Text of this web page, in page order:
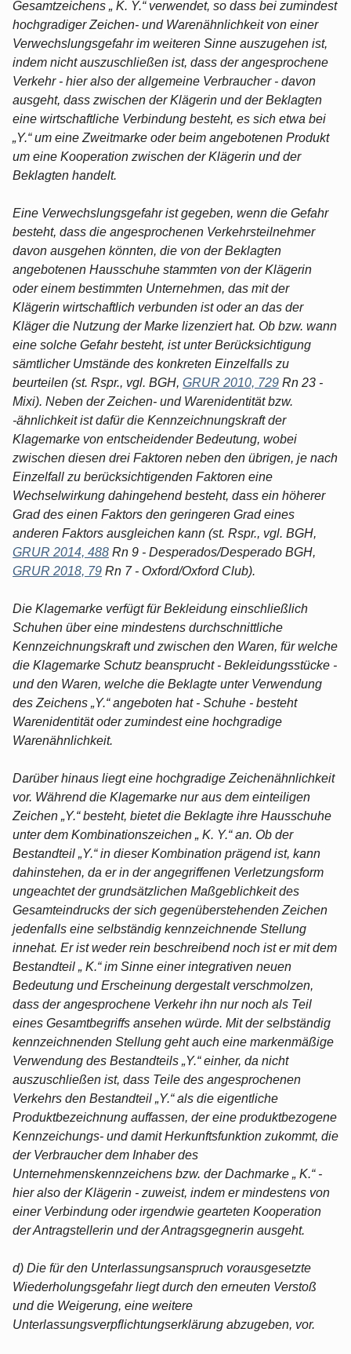
Gesamtzeichens „ K. Y.“ verwendet, so dass bei zumindest
hochgradiger Zeichen- und Warenähnlichkeit von einer
Verwechslungsgefahr im weiteren Sinne auszugehen ist,
indem nicht auszuschließen ist, dass der angesprochene
Verkehr - hier also der allgemeine Verbraucher - davon
ausgeht, dass zwischen der Klägerin und der Beklagten
eine wirtschaftliche Verbindung besteht, es sich etwa bei
„Y.“ um eine Zweitmarke oder beim angebotenen Produkt
um eine Kooperation zwischen der Klägerin und der
Beklagten handelt.
Eine Verwechslungsgefahr ist gegeben, wenn die Gefahr
besteht, dass die angesprochenen Verkehrsteilnehmer
davon ausgehen könnten, die von der Beklagten
angebotenen Hausschuhe stammten von der Klägerin
oder einem bestimmten Unternehmen, das mit der
Klägerin wirtschaftlich verbunden ist oder an das der
Kläger die Nutzung der Marke lizenziert hat. Ob bzw. wann
eine solche Gefahr besteht, ist unter Berücksichtigung
sämtlicher Umstände des konkreten Einzelfalls zu
beurteilen (st. Rspr., vgl. BGH, GRUR 2010, 729 Rn 23 -
Mixi). Neben der Zeichen- und Warenidentität bzw.
-ähnlichkeit ist dafür die Kennzeichnungskraft der
Klagemarke von entscheidender Bedeutung, wobei
zwischen diesen drei Faktoren neben den übrigen, je nach
Einzelfall zu berücksichtigenden Faktoren eine
Wechselwirkung dahingehend besteht, dass ein höherer
Grad des einen Faktors den geringeren Grad eines
anderen Faktors ausgleichen kann (st. Rspr., vgl. BGH,
GRUR 2014, 488 Rn 9 - Desperados/Desperado BGH,
GRUR 2018, 79 Rn 7 - Oxford/Oxford Club).
Die Klagemarke verfügt für Bekleidung einschließlich
Schuhen über eine mindestens durchschnittliche
Kennzeichnungskraft und zwischen den Waren, für welche
die Klagemarke Schutz beansprucht - Bekleidungsstücke -
und den Waren, welche die Beklagte unter Verwendung
des Zeichens „Y.“ angeboten hat - Schuhe - besteht
Warenidentität oder zumindest eine hochgradige
Warenähnlichkeit.
Darüber hinaus liegt eine hochgradige Zeichenähnlichkeit
vor. Während die Klagemarke nur aus dem einteiligen
Zeichen „Y.“ besteht, bietet die Beklagte ihre Hausschuhe
unter dem Kombinationszeichen „ K. Y.“ an. Ob der
Bestandteil „Y.“ in dieser Kombination prägend ist, kann
dahinstehen, da er in der angegriffenen Verletzungsform
ungeachtet der grundsätzlichen Maßgeblichkeit des
Gesamteindrucks der sich gegenüberstehenden Zeichen
jedenfalls eine selbständig kennzeichnende Stellung
innehat. Er ist weder rein beschreibend noch ist er mit dem
Bestandteil „ K.“ im Sinne einer integrativen neuen
Bedeutung und Erscheinung dergestalt verschmolzen,
dass der angesprochene Verkehr ihn nur noch als Teil
eines Gesamtbegriffs ansehen würde. Mit der selbständig
kennzeichnenden Stellung geht auch eine markenmäßige
Verwendung des Bestandteils „Y.“ einher, da nicht
auszuschließen ist, dass Teile des angesprochenen
Verkehrs den Bestandteil „Y.“ als die eigentliche
Produktbezeichnung auffassen, der eine produktbezogene
Kennzeichungs- und damit Herkunftsfunktion zukommt, die
der Verbraucher dem Inhaber des
Unternehmenskennzeichens bzw. der Dachmarke „ K.“ -
hier also der Klägerin - zuweist, indem er mindestens von
einer Verbindung oder irgendwie gearteten Kooperation
der Antragstellerin und der Antragsgegnerin ausgeht.
d) Die für den Unterlassungsanspruch vorausgesetzte
Wiederholungsgefahr liegt durch den erneuten Verstoß
und die Weigerung, eine weitere
Unterlassungsverpflichtungserklärung abzugeben, vor.